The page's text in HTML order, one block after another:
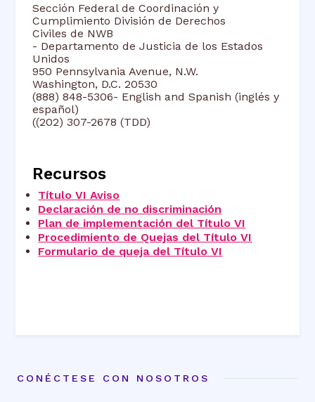
Sección Federal de Coordinación y
Cumplimiento División de Derechos
Civiles de NWB
- Departamento de Justicia de los Estados
Unidos
950 Pennsylvania Avenue, N.W.
Washington, D.C. 20530
(888) 848-5306- English and Spanish (inglés y
español)
((202) 307-2678 (TDD)
Recursos
Título VI Aviso
Declaración de no discriminación
Plan de implementación del Título VI
Procedimiento de Quejas del Título VI
Formulario de queja del Título VI
CONÉCTESE CON NOSOTROS